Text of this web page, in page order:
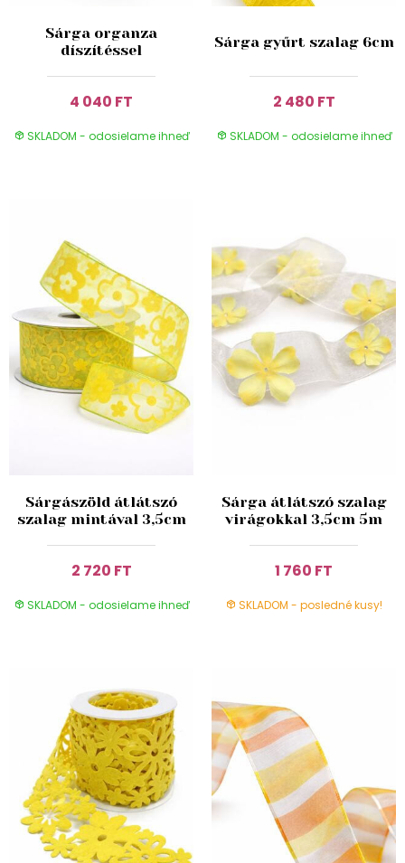
Sárga organza
díszítéssel
4 040 FT
SKLADOM - odosielame ihneď
Sárga gyűrt szalag 6cm
2 480 FT
SKLADOM - odosielame ihneď
Sárgászöld átlátszó
szalag mintával 3,5cm
2 720 FT
SKLADOM - odosielame ihneď
Sárga átlátszó szalag
virágokkal 3,5cm 5m
1 760 FT
SKLADOM - posledné kusy!